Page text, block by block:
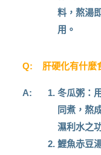
料，熬湯
用。
Q: 肝硬化有什麼
A: 冬瓜粥：
同煮，熬
濕利水之
鯉魚赤豆